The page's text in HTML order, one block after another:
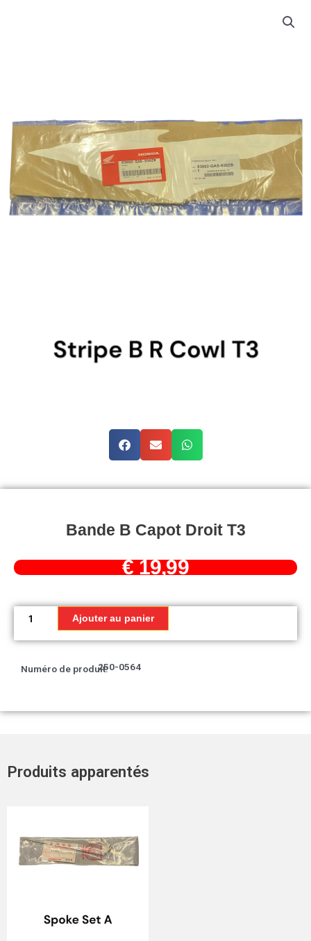
Bande B Capot Droit T3
€19,99
quantité
B
Ajouter au panier
Numéro de produit:250-0564
Produits apparentés